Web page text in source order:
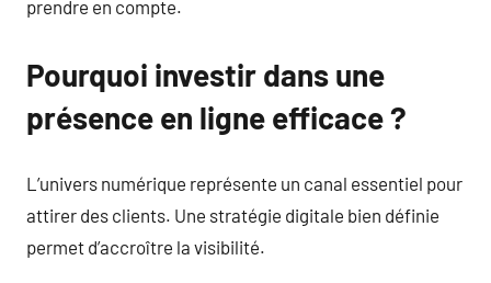
prendre en compte.
Pourquoi investir dans une
présence en ligne efficace ?
L’univers numérique représente un canal essentiel pour
attirer des clients. Une stratégie digitale bien définie
permet d’accroître la visibilité.